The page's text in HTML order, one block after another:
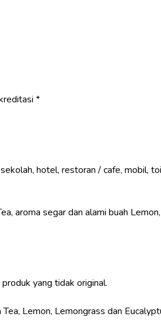
*
hotel, restoran / cafe, mobil,
aroma segar dan alami buah
yang tidak original.
Lemon, Lemongrass dan